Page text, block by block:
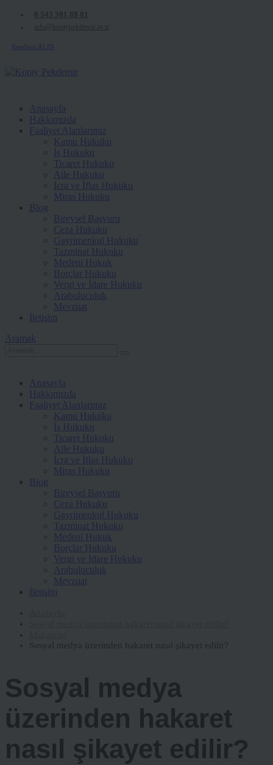
Randevu ALIN
Anasayfa
Hakkımızda
Faaliyet Alanlarımız
Kamu Hukuku
İş Hukuku
Ticaret Hukuku
Aile Hukuku
İcra ve İflas Hukuku
Miras Hukuku
Blog
Bireysel Başvuru
Ceza Hukuku
Gayrimenkul Hukuku
Tazminat Hukuku
Medeni Hukuk
Borçlar Hukuku
Vergi ve İdare Hukuku
Arabuluculuk
Mevzuat
İletişim
Aramak
Anasayfa
Hakkımızda
Faaliyet Alanlarımız
Kamu Hukuku
İş Hukuku
Ticaret Hukuku
Aile Hukuku
İcra ve İflas Hukuku
Miras Hukuku
Blog
Bireysel Başvuru
Ceza Hukuku
Gayrimenkul Hukuku
Tazminat Hukuku
Medeni Hukuk
Borçlar Hukuku
Vergi ve İdare Hukuku
Arabuluculuk
Mevzuat
İletişim
Sosyal medya üzerinden hakaret nasıl şikayet edilir?
Sosyal medya
üzerinden hakaret
nasıl şikayet edilir?